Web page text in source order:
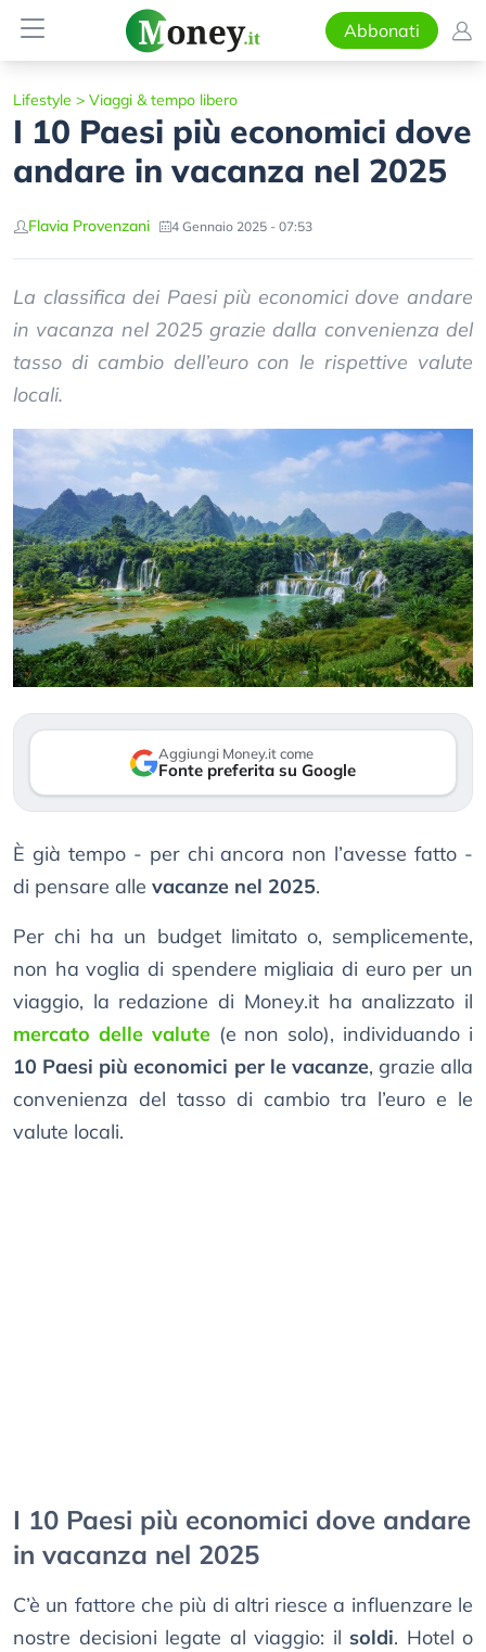
Abbonati
Lifestyle > Viaggi & tempo libero
I 10 Paesi più economici dove
andare in vacanza nel 2025
Flavia Provenzani 4 Gennaio 2025 - 07:53
La classifica dei Paesi più economici dove andare
in vacanza nel 2025 grazie dalla convenienza del
tasso di cambio dell’euro con le rispettive valute
locali.
Aggiungi Money.it come
Fonte preferita su Google
È già tempo - per chi ancora non l’avesse fatto -
di pensare alle vacanze nel 2025.
Per chi ha un budget limitato o, semplicemente,
non ha voglia di spendere migliaia di euro per un
viaggio, la redazione di Money.it ha analizzato il
mercato delle valute(e non solo), individuando i
10 Paesi più economici per le vacanze, grazie alla
convenienza del tasso di cambio tra l’euro e le
valute locali.
I 10 Paesi più economici dove andare
in vacanza nel 2025
C’è un fattore che più di altri riesce a influenzare le
nostre decisioni legate al viaggio: il soldi. Hotel o